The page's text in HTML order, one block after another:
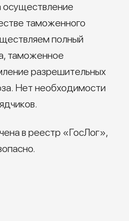
таможенного
полный
таможенное
разрешительных
Нет необходимости
в реестр «ГосЛог»,